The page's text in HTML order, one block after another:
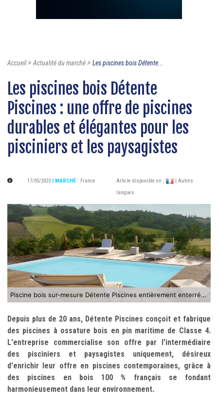
Accueil>Actualité du marché> Les piscines bois Détente...
Les piscines bois Détente
Piscines : une offre de piscines
durables et élégantes pour les
pisciniers et les paysagistes
17/05/2023 | MARCHÉ : France Article disponible en :
| Autres
langues
Piscine bois sur-mesure Détente Piscines entièrement enterrée avec terrasse bois
Depuis plus de 20 ans, Détente Piscines conçoit et fabrique
des piscines à ossature bois en pin maritime de Classe 4.
L'entreprise commercialise son offre par l'intermédiaire
des pisciniers et paysagistes uniquement, désireux
d'enrichir leur offre en piscines contemporaines, grâce à
des piscines en bois 100 % français se fondant
harmonieusement dans leur environnement.